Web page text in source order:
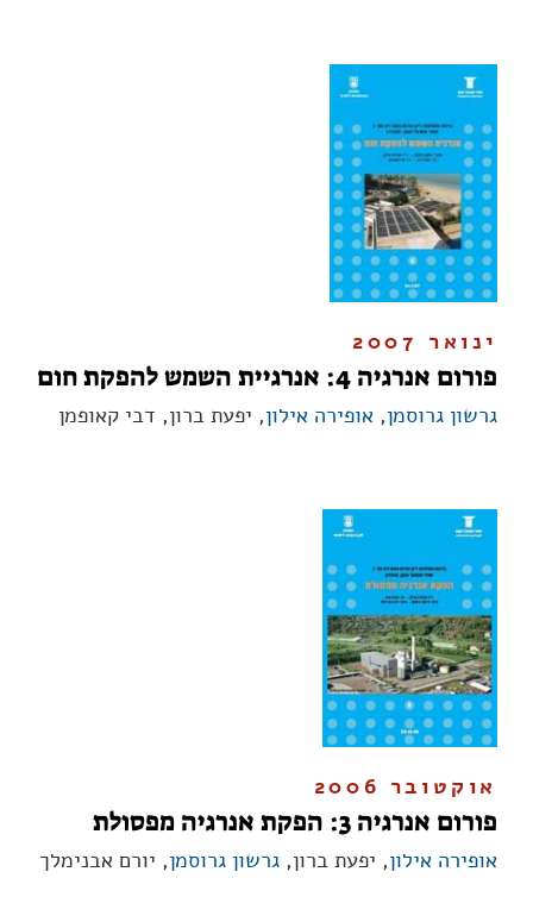
ינואר 2007
פורום אנרגיה 4: אנרגיית השמש להפקת חום
גרשון גרוסמן, אופירה אילון, יפעת ברון, דבי קאופמן
אוקטובר 2006
פורום אנרגיה 3: הפקת אנרגיה מפסולת
אופירה אילון, יפעת ברון, גרשון גרוסמן, יורם אבנימלך